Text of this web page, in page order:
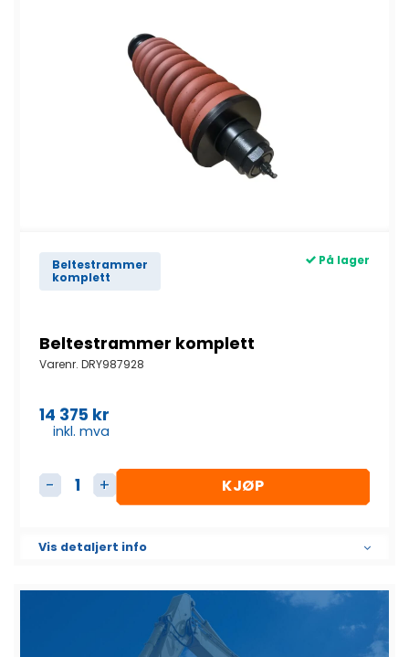
Beltestrammer
komplett
På lager
Beltestrammer komplett
Varenr. DRY987928
14 375 kr
inkl. mva
Beltestrammer komplett antall
KJØP
Vis detaljert info